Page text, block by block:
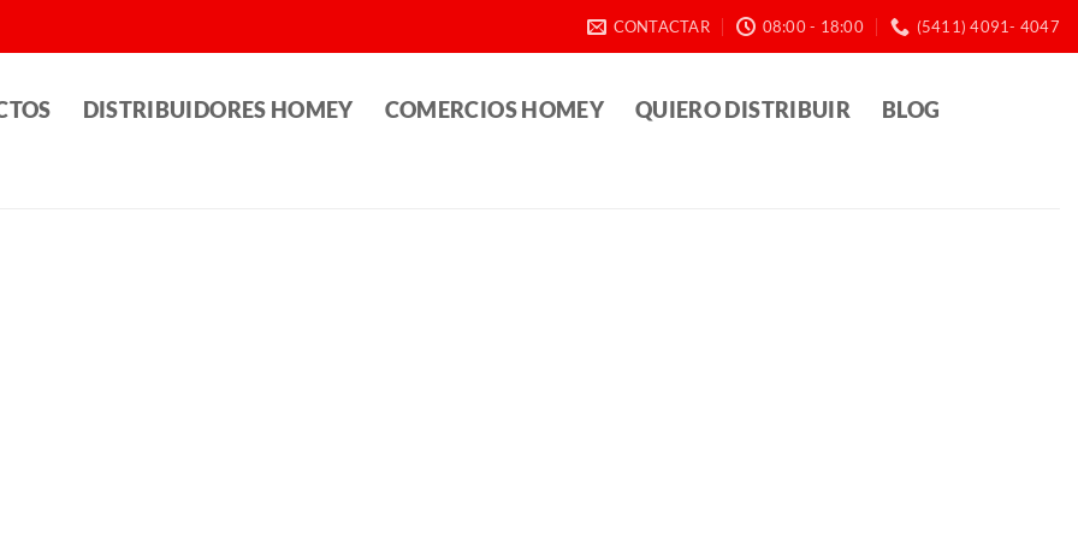
CONTACTAR 08:00 - 18:00 (5411) 4091- 4047
DISTRIBUIDORES HOMEY COMERCIOS HOMEY QUIERO DISTRIBUIR BLOG